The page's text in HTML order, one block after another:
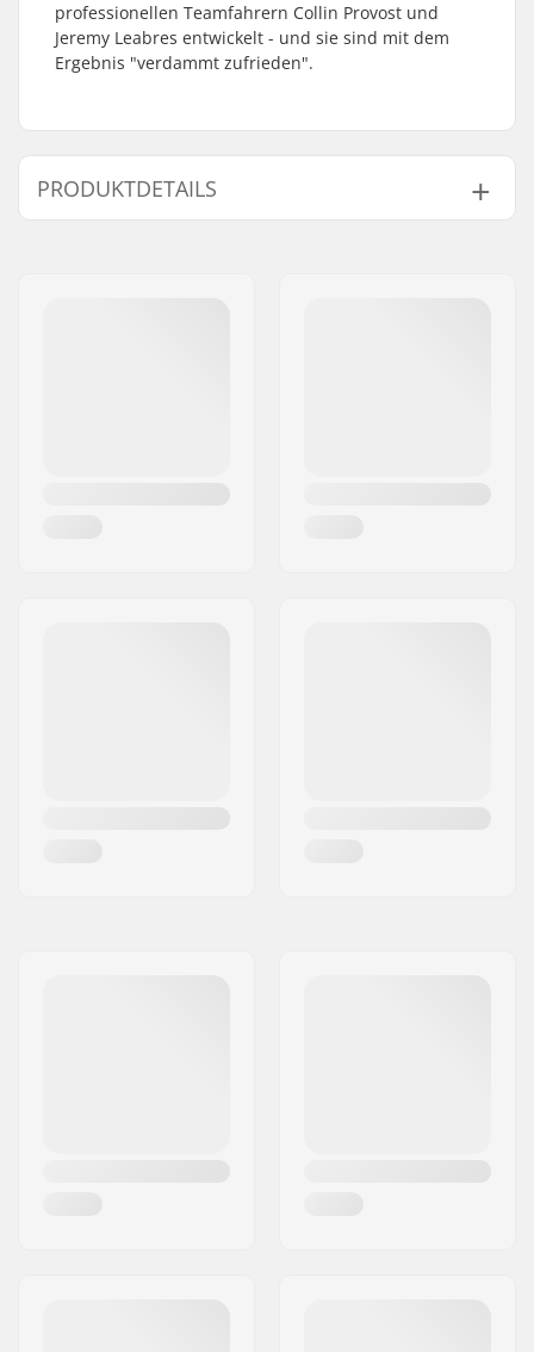
professionellen Teamfahrern Collin Provost und
Jeremy Leabres entwickelt - und sie sind mit dem
Ergebnis "verdammt zufrieden".
PRODUKTDETAILS